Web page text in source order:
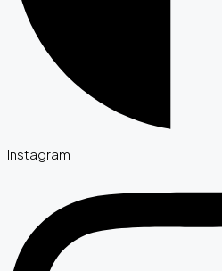
Instagram